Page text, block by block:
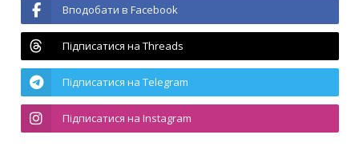
Вподобати в Facebook
Підписатися на Threads
Підписатися на Telegram
Підписатися на Instagram